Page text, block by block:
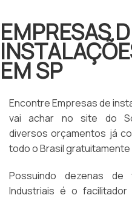
EMPRESAS
EM SP
Encontre Empresas de
vai achar no site do
diversos orçamentos já
todo o Brasil
Possuindo dezenas de
Industriais é o